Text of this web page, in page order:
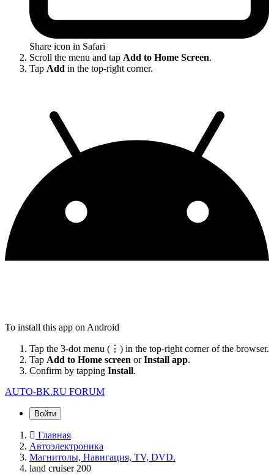
Share icon in Safari
Scroll the menu and tap Add to Home Screen.
Tap Add in the top-right corner.
To install this app on Android
Tap the 3-dot menu (⋮) in the top-right corner of the browser.
Tap Add to Home screen orInstall app.
Confirm by tapping Install.
AUTO-BK.RU FORUM
Войти
Главная
Автоэлектроника
Магнитолы, Навигация, TV, DVD.
land cruiser 200